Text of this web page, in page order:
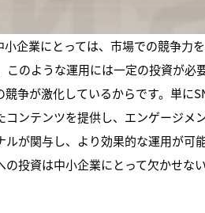
企業にとっては、市場での競争力
のような運用には一定の投資が必
争が激化しているからです。単に
ンテンツを提供し、エンゲージメ
が関与し、より効果的な運用が
投資は中小企業にとって欠かせない